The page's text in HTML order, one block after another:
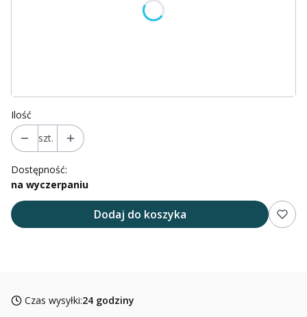
Ilość
szt.
Dostępność:
na wyczerpaniu
Dodaj do koszyka
Czas wysyłki:24 godziny